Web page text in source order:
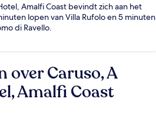
Amalfi Coast bevindt zich aan het
lopen van Villa Rufolo en 5 minuten
di Ravello.
over Caruso, A
Amalfi Coast